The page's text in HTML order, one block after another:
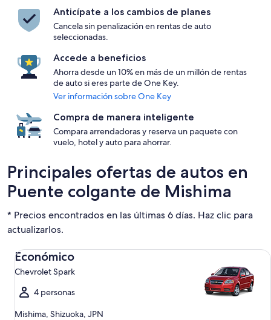
Anticípate a los cambios de planes
Cancela sin penalización en rentas de auto
seleccionadas.
Accede a beneficios
Ahorra desde un 10% en más de un millón de rentas
de auto si eres parte de One Key.
Ver información sobre One Key
Compra de manera inteligente
Compara arrendadoras y reserva un paquete con
vuelo, hotel y auto para ahorrar.
Principales ofertas de autos en
Puente colgante de Mishima
* Precios encontrados en las últimas 6 días. Haz clic para
actualizarlos.
Económico
Chevrolet Spark
4 personas
Mishima, Shizuoka, JPN
Económico Chevrolet Spark